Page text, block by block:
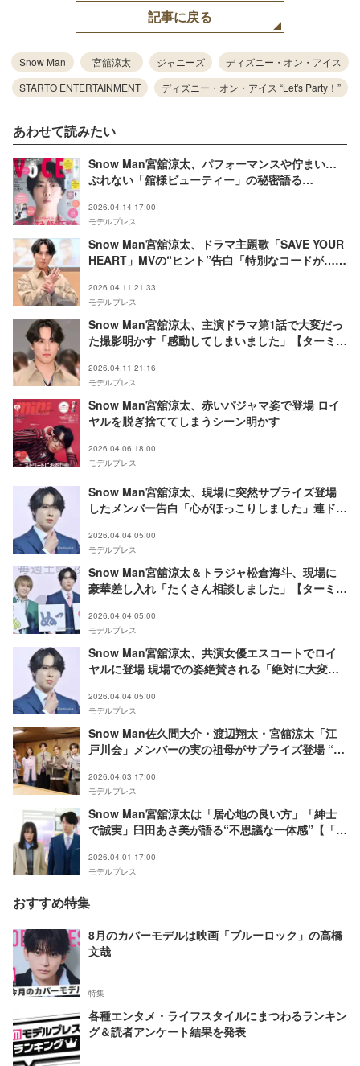
記事に戻る
Snow Man 宮舘涼太 ジャニーズ
ディズニー・オン・アイス
STARTO ENTERTAINMENT
ディズニー・オン・アイス “Let's Party！”
あわせて読みたい
Snow Man宮舘涼太、パフォーマンスや佇まい…
ぶれない「舘様ビューティー」の秘密語る
2026.04.14 17:00
モデルプレス
Snow Man宮舘涼太、ドラマ主題歌「SAVE YOUR
HEART」MVの“ヒント”告白「特別なコードが…」
2026.04.11 21:33
モデルプレス
Snow Man宮舘涼太、主演ドラマ第1話で大変だっ
た撮影明かす「感動してしまいました」【ターミネ
2026.04.11 21:16
モデルプレス
Snow Man宮舘涼太、赤いパジャマ姿で登場 ロイ
ヤルを脱ぎ捨ててしまうシーン明かす
2026.04.06 18:00
モデルプレス
Snow Man宮舘涼太、現場に突然サプライズ登場
したメンバー告白「心がほっこりしました」連ドラ
ミネーターと恋しちゃったら】
2026.04.04 05:00
モデルプレス
Snow Man宮舘涼太＆トラジャ松倉海斗、現場に
豪華差し入れ「たくさん相談しました」【ターミネ
2026.04.04 05:00
モデルプレス
Snow Man宮舘涼太、共演女優エスコートでロイ
ヤルに登場 現場での姿絶賛される「絶対に大変だ
ら】
2026.04.04 05:00
モデルプレス
Snow Man佐久間大介・渡辺翔太・宮舘涼太「江
戸川会」メンバーの実の祖母がサプライズ登場 “渡
2026.04.03 17:00
モデルプレス
Snow Man宮舘涼太は「居心地の良い方」「紳士
で誠実」臼田あさ美が語る“不思議な一体感”【「タ
2026.04.01 17:00
モデルプレス
おすすめ特集
8月のカバーモデルは映画「ブルーロック」の高橋
文哉
特集
各種エンタメ・ライフスタイルにまつわるランキン
グ＆読者アンケート結果を発表